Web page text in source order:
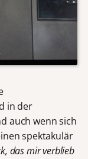
in der
auch wenn sich
spektakulär
das mir verblieb